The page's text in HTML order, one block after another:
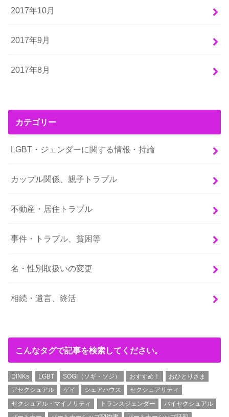
2017年10月
2017年9月
2017年8月
カテゴリー
LGBT・ジェンダーに関する情報・持論
カップル関係、親子トラブル
不動産・居住トラブル
事件・トラブル、貧困等
名・性別取扱いの変更
相続・遺言、終活
こんなタグで記事を検索してください。
DINKs LGBT SOGI（ソギ・ソジ） おすすめ！
おひとりさま
アセクシュアル
ゲイ シェアハウス
セクシュアリティ
セクシュアル・マイノリティ
トランスジェンダー
バイセクシュアル